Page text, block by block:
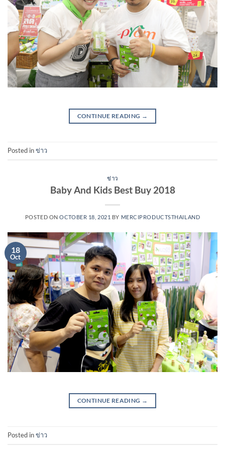
CONTINUE READING →
Posted inข่าว
ข่าว
Baby And Kids Best Buy 2018
POSTED ONOCTOBER 18, 2021 BY MERCIPRODUCTSTHAILAND
18
Oct
CONTINUE READING →
Posted inข่าว